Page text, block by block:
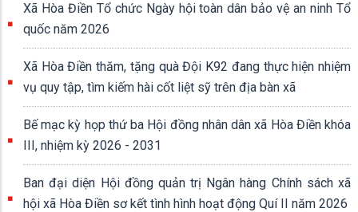
Xã Hòa Điền Tổ chức Ngày hội toàn dân bảo vệ an ninh Tổ
quốc năm 2026
Xã Hòa Điền thăm, tặng quà Đội K92 đang thực hiện nhiệm
vụ quy tập, tìm kiếm hài cốt liệt sỹ trên địa bàn xã
Bế mạc kỳ họp thứ ba Hội đồng nhân dân xã Hòa Điền khóa
III, nhiệm kỳ 2026 - 2031
Ban đại diện Hội đồng quản trị Ngân hàng Chính sách xã
hội xã Hòa Điền sơ kết tình hình hoạt động Quí II năm 2026